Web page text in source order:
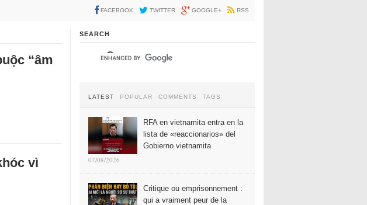
FACEBOOK TWITTER GOOGLE+ RSS
“âm
vì
SEARCH
LATEST POPULAR COMMENTS TAGS
RFA en vietnamita entra en la
lista de «reaccionarios» del
Gobierno vietnamita
07/08/2026
Critique ou emprisonnement :
qui a vraiment peur de la